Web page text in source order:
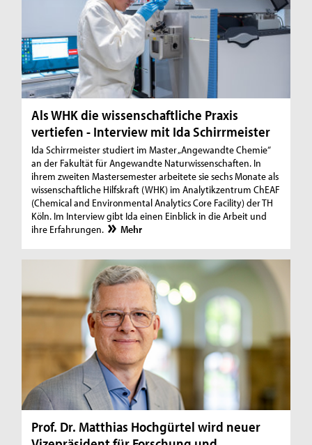
Als WHK die wissenschaftliche Praxis
vertiefen - Interview mit Ida Schirrmeister
Ida Schirrmeister studiert im Master „Angewandte Chemie“
an der Fakultät für Angewandte Naturwissenschaften. In
ihrem zweiten Mastersemester arbeitete sie sechs Monate als
wissenschaftliche Hilfskraft (WHK) im Analytikzentrum ChEAF
(Chemical and Environmental Analytics Core Facility) der TH
Köln. Im Interview gibt Ida einen Einblick in die Arbeit und
ihre Erfahrungen.
Mehr
Prof. Dr. Matthias Hochgürtel wird neuer